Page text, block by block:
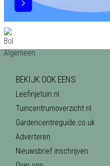
BEKIJK OOK EENS
Leefinjetuin.nl
Tuincentrumoverzicht.nl
Gardencentreguide.co.uk
Adverteren
Nieuwsbrief inschrijven